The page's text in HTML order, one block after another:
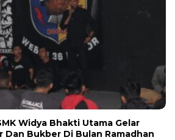
Widya Bhakti Utama Gelar
Dan Bukber Di Bulan Ramadhan